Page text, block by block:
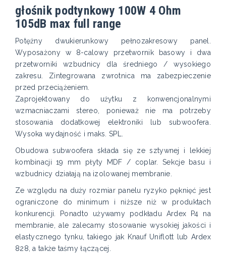
głośnik podtynkowy 100W 4 Ohm
105dB max full range
Potężny dwukierunkowy pełnozakresowy panel.
Wyposażony w 8-calowy przetwornik basowy i dwa
przetworniki wzbudnicy dla średniego / wysokiego
zakresu. Zintegrowana zwrotnica ma zabezpieczenie
przed przeciążeniem.
Zaprojektowany do użytku z konwencjonalnymi
wzmacniaczami stereo, ponieważ nie ma potrzeby
stosowania dodatkowej elektroniki lub subwoofera.
Wysoka wydajność i maks. SPL.
Obudowa subwoofera składa się ze sztywnej i lekkiej
kombinacji 19 mm płyty MDF / coplar. Sekcje basu i
wzbudnicy działają na izolowanej membranie.
Ze względu na duży rozmiar panelu ryzyko pęknięć jest
ograniczone do minimum i niższe niż w produktach
konkurencji. Ponadto używamy podkładu Ardex P4 na
membranie, ale zalecamy stosowanie wysokiej jakości i
elastycznego tynku, takiego jak Knauf Uniflott lub Ardex
828, a także taśmy łączącej.